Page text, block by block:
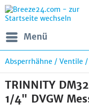
Menü
Absperrhähne / Ventile
TRINNITY
1/4" DVGW